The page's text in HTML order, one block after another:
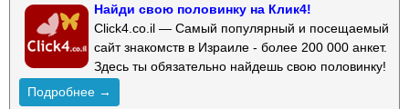
Найди свою половинку на Клик4!
Click4.co.il — Самый популярный и посещаемый
сайт знакомств в Израиле - более 200 000 анкет.
Здесь ты обязательно найдешь свою половинку!
Подробнее →